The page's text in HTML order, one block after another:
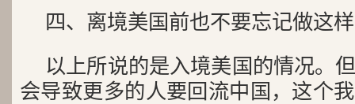
四、离境美国前也不要忘记做这
以上所说的是入境美国的情况。
会导致更多的人要回流中国，这个